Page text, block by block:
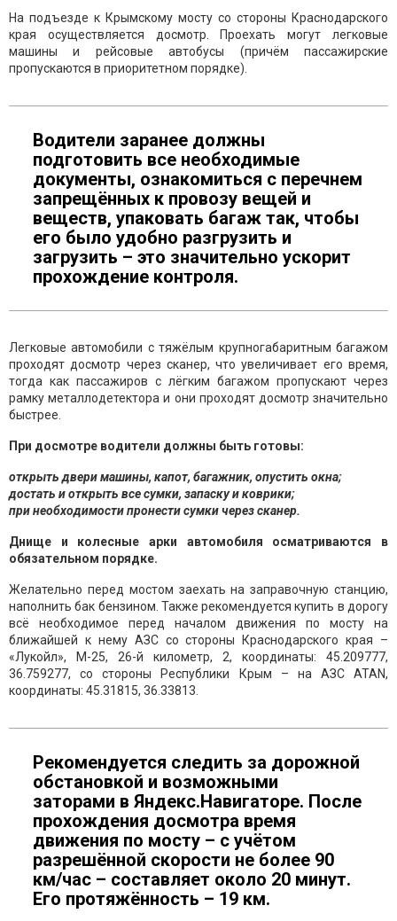
На подъезде к Крымскому мосту со стороны Краснодарского
края осуществляется досмотр. Проехать могут легковые
машины и рейсовые автобусы (причём пассажирские
пропускаются в приоритетном порядке).
Водители заранее должны
подготовить все необходимые
документы, ознакомиться с перечнем
запрещённых к провозу вещей и
веществ, упаковать багаж так, чтобы
его было удобно разгрузить и
загрузить – это значительно ускорит
прохождение контроля.
Легковые автомобили с тяжёлым крупногабаритным багажом
проходят досмотр через сканер, что увеличивает его время,
тогда как пассажиров с лёгким багажом пропускают через
рамку металлодетектора и они проходят досмотр значительно
быстрее.
При досмотре водители должны быть готовы:
открыть двери машины, капот, багажник, опустить окна;
достать и открыть все сумки, запаску и коврики;
при необходимости пронести сумки через сканер.
Днище и колесные арки автомобиля осматриваются в
обязательном порядке.
Желательно перед мостом заехать на заправочную станцию,
наполнить бак бензином. Также рекомендуется купить в дорогу
всё необходимое перед началом движения по мосту на
ближайшей к нему АЗС со стороны Краснодарского края –
«Лукойл», М-25, 26-й километр, 2, координаты: 45.209777,
36.759277, со стороны Республики Крым – на АЗС ATAN,
координаты: 45.31815, 36.33813.
Рекомендуется следить за дорожной
обстановкой и возможными
заторами в Яндекс.Навигаторе. После
прохождения досмотра время
движения по мосту – с учётом
разрешённой скорости не более 90
км/час – составляет около 20 минут.
Его протяжённость – 19 км.